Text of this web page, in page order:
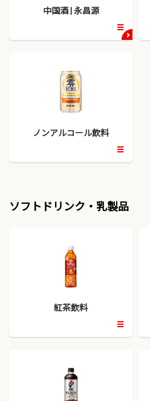
中国酒 | 永昌源
開
く
ノンアルコール飲料
く
ソフトドリンク・乳製品
紅茶飲料
く